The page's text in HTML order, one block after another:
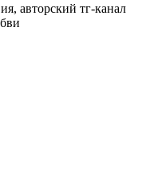
авторский тг-канал